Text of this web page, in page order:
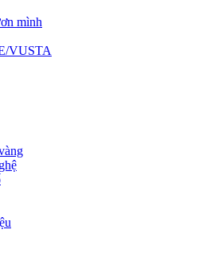
mình
VUSTA